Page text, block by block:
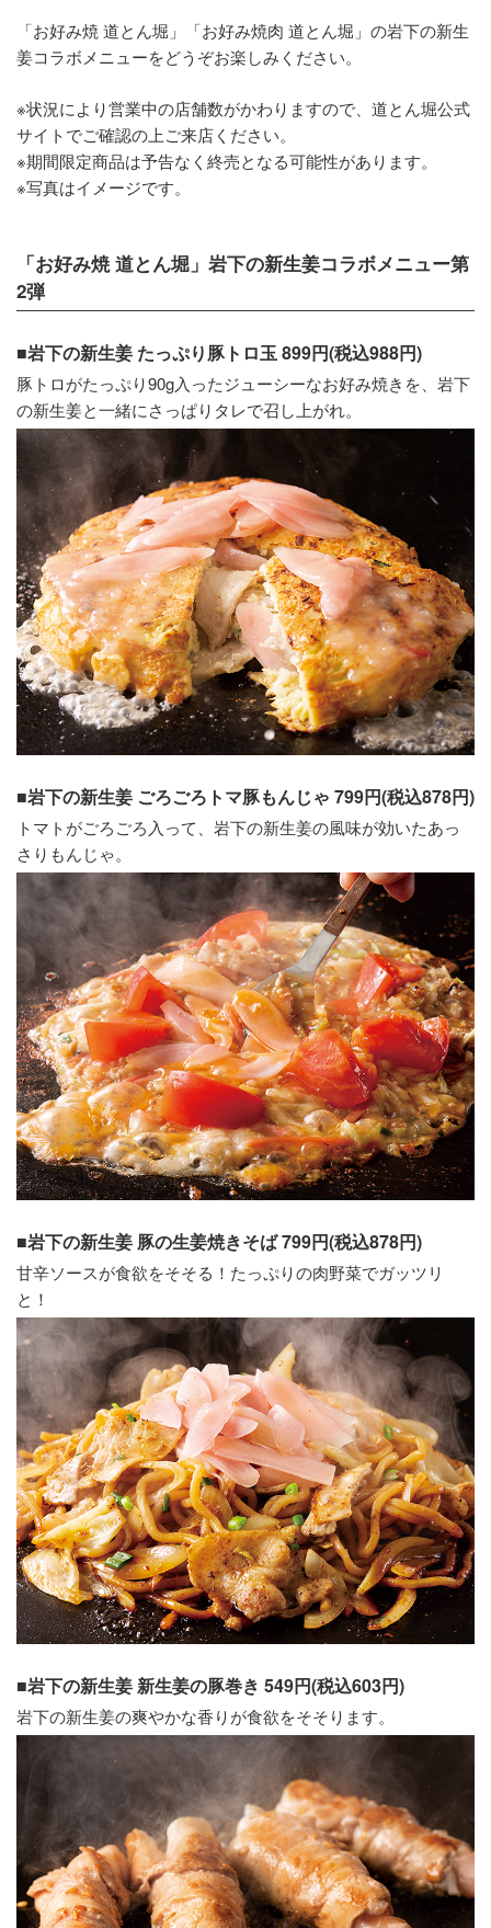
「お好み焼 道とん堀」「お好み焼肉 道とん堀」の岩下の新生
姜コラボメニューをどうぞお楽しみください。
※状況により営業中の店舗数がかわりますので、道とん堀公式
サイトでご確認の上ご来店ください。
※期間限定商品は予告なく終売となる可能性があります。
※写真はイメージです。
「お好み焼 道とん堀」岩下の新生姜コラボメニュー第
2弾
■岩下の新生姜 たっぷり豚トロ玉 899円(税込988円)
豚トロがたっぷり90g入ったジューシーなお好み焼きを、岩下
の新生姜と一緒にさっぱりタレで召し上がれ。
■岩下の新生姜 ごろごろトマ豚もんじゃ 799円(税込878円)
トマトがごろごろ入って、岩下の新生姜の風味が効いたあっ
さりもんじゃ。
■岩下の新生姜 豚の生姜焼きそば 799円(税込878円)
甘辛ソースが食欲をそそる！たっぷりの肉野菜でガッツリ
と！
■岩下の新生姜 新生姜の豚巻き 549円(税込603円)
岩下の新生姜の爽やかな香りが食欲をそそります。